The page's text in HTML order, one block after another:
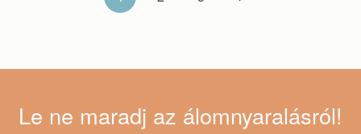
Le ne maradj az álomnyaralásról!